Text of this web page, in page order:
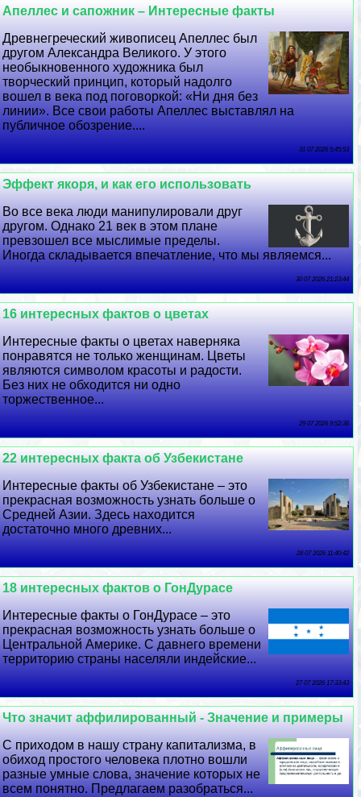
Апеллес и сапожник – Интересные факты
Древнегреческий живописец Апеллес был
другом Александра Великого. У этого
необыкновенного художника был
творческий принцип, который надолго
вошел в века под поговоркой: «Ни дня без
линии». Все свои работы Апеллес выставлял на
публичное обозрение....
31 07 2026 5:45:53
Эффект якоря, и как его использовать
Во все века люди манипулировали друг
другом. Однако 21 век в этом плане
превзошел все мыслимые пределы.
Иногда складывается впечатление, что мы являемся...
30 07 2026 21:23:44
16 интересных фактов о цветах
Интересные факты о цветах наверняка
понравятся не только женщинам. Цветы
являются символом красоты и радости.
Без них не обходится ни одно
торжественное...
29 07 2026 9:52:36
22 интересных факта об Узбекистане
Интересные факты об Узбекистане – это
прекрасная возможность узнать больше о
Средней Азии. Здесь находится
достаточно много древних...
28 07 2026 11:40:42
18 интересных фактов о ГонДypaсе
Интересные факты о ГонДypaсе – это
прекрасная возможность узнать больше о
Центральной Америке. С давнего времени
территорию страны населяли индейские...
27 07 2026 17:33:43
Что значит аффилированный - Значение и примеры
С приходом в нашу страну капитализма, в
обиход простого человека плотно вошли
разные умные слова, значение которых не
всем понятно. Предлагаем разобраться...